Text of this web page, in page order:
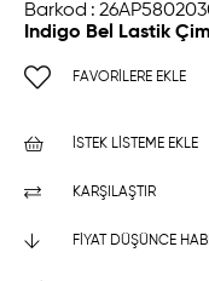
Barkod :
Indigo Bel Lastik
FAVORILERE EKLE
İSTEK LISTEME EKLE
KARŞILAŞTIR
FIYAT DÜŞÜNCE